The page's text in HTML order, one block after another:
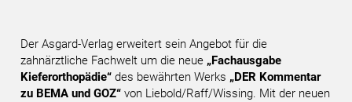
Der Asgard-Verlag erweitert sein Angebot für die
zahnärztliche Fachwelt um die neue „Fachausgabe
Kieferorthopädie“ des bewährten Werks „DER Kommentar
zu BEMA und GOZ“ von Liebold/Raff/Wissing. Mit der neuen